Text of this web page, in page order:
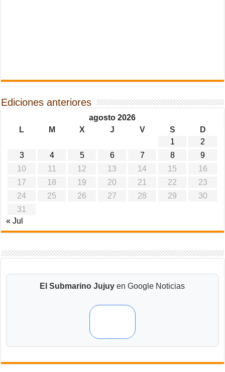
Ediciones anteriores
agosto 2026
L
M X J V S
D
1
2
3
4 5 6 7 8
9
10
11 12 13 14 15
16
17
18 19 20 21 22
23
24
25 26 27 28 29
30
31
« Jul
El Submarino Jujuy en Google Noticias